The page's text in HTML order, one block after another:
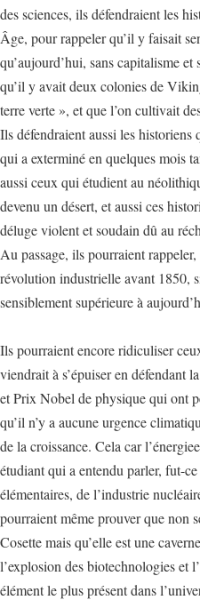
des sciences, ils défendraient les
Âge, pour rappeler qu’il y faisait
qu’aujourd’hui, sans capitalisme
qu’il y avait deux colonies de
terre verte », et que l’on cultivait
Ils défendraient aussi les historiens
qui a exterminé en quelques mois
aussi ceux qui étudient au
devenu un désert, et aussi ces
déluge violent et soudain dû au
Au passage, ils pourraient
révolution industrielle avant 1850,
sensiblement supérieure à
Ils pourraient encore ridiculiser
viendrait à s’épuiser en défendant
et Prix Nobel de physique qui ont
qu’il n’y a aucune urgence
de la croissance. Cela car
étudiant qui a entendu parler, fut-
élémentaires, de l’industrie
pourraient même prouver que non
Cosette mais qu’elle est une
l’explosion des biotechnologies et
élément le plus présent dans